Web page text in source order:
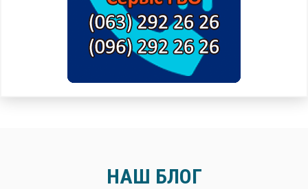
НАШ БЛОГ